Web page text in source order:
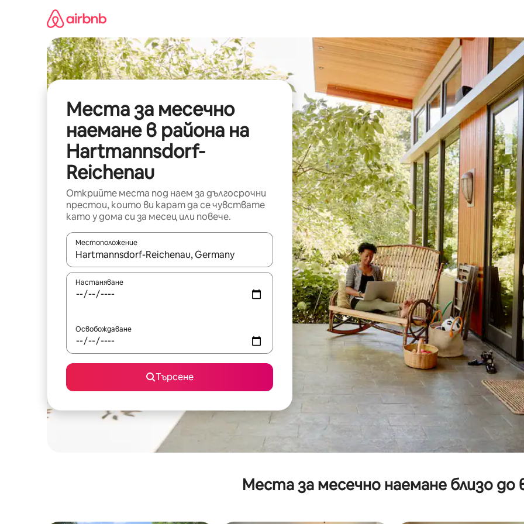
съдържанието
Места за месечно
наемане в района на
Hartmannsdorf-
Reichenau
Открийте места под наем за дългосрочни
престои, които ви карат да се чувствате
като у дома си за месец или повече.
Местоположение
Когато резултатите се покажат, използвайте клавишите със стрелки нагоре и надолу или навигирайте с
Настаняване
Освобождаване
Търсене
Места за месечно наемане близо до